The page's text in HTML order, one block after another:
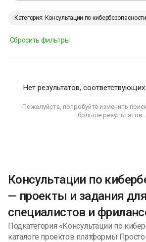
Категория: Консультации по кибербезопасности
Сбросить фильтры
Нет результатов,
Пожалуйста, попробуйте изменить
больше результатов.
Консультации по
— проекты и задания для
специалистов и
Подкатегория «Консультации по
каталоге проектов платформы